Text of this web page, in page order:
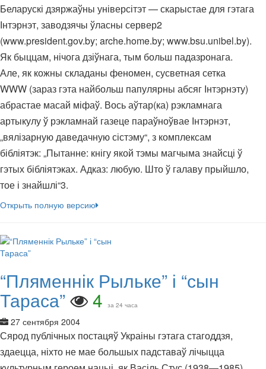
Беларускі дзяржаўны універсітэт — скарыстае для гэтага
Інтэрнэт, заводзячы ўласны сервер2
(www.president.gov.by; arche.home.by; www.bsu.unibel.by).
Як быццам, нічога дзіўнага, тым больш падазронага.
Але, як кожны складаны феномен, сусветная сетка
WWW (зараз гэта найбольш папулярны абсяг Інтэрнэту)
абрастае масай міфаў. Вось аўтар(ка) рэкламнага
артыкулу ў рэкламнай газеце параўноўвае Інтэрнэт,
„вялізарную даведачную сістэму“, з комплексам
бібліятэк: „Пытанне: кнігу якой тэмы магчыма знайсці ў
гэтых бібліятэках. Адказ: любую. Што ў галаву прыйшло,
тое і знайшлі“3.
Открыть полную версию
“Пляменнік Рыльке” і “сын
Тараса” 4 за 24 часа
27 сентября 2004
Сярод публічных постацяў Украіны гэтага стагоддзя,
здаецца, ніхто не мае большых падставаў лічыцца